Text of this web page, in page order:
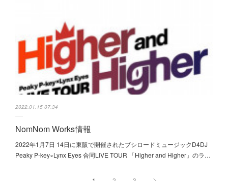
2022.01.15 07:34
NomNom Works情報
2022年1月7日 14日に東阪で開催されたブシロードミュージックD4DJ
Peaky P-key×Lynx Eyes 合同LIVE TOUR 「Higher and Higher」のラ…